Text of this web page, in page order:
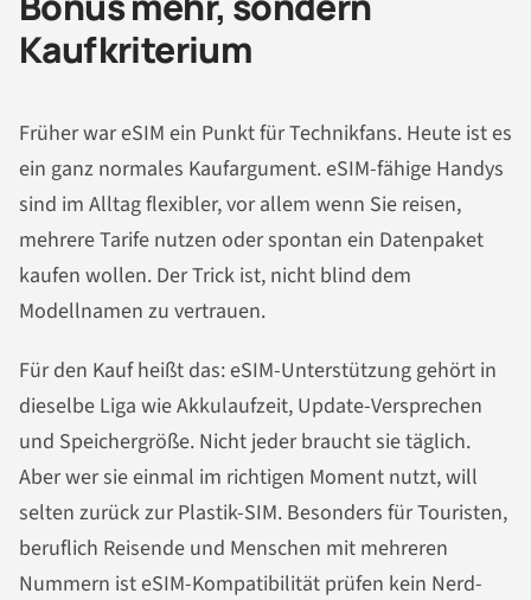
Kaufkriterium
Früher war eSIM ein Punkt für Technikfans. Heute ist es
ein ganz normales Kaufargument. eSIM-fähige Handys
sind im Alltag flexibler, vor allem wenn Sie reisen,
mehrere Tarife nutzen oder spontan ein Datenpaket
kaufen wollen. Der Trick ist, nicht blind dem
Modellnamen zu vertrauen.
Für den Kauf heißt das: eSIM-Unterstützung gehört in
dieselbe Liga wie Akkulaufzeit, Update-Versprechen
und Speichergröße. Nicht jeder braucht sie täglich.
Aber wer sie einmal im richtigen Moment nutzt, will
selten zurück zur Plastik-SIM. Besonders für Touristen,
beruflich Reisende und Menschen mit mehreren
Nummern ist eSIM-Kompatibilität prüfen kein Nerd-